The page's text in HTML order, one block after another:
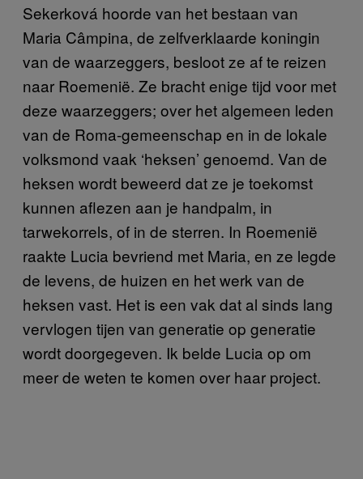
Sekerková hoorde van het bestaan van
Maria Câmpina, de zelfverklaarde koningin
van de waarzeggers, besloot ze af te reizen
naar Roemenië. Ze bracht enige tijd voor met
deze waarzeggers; over het algemeen leden
van de Roma-gemeenschap en in de lokale
volksmond vaak ‘heksen’ genoemd. Van de
heksen wordt beweerd dat ze je toekomst
kunnen aflezen aan je handpalm, in
tarwekorrels, of in de sterren. In Roemenië
raakte Lucia bevriend met Maria, en ze legde
de levens, de huizen en het werk van de
heksen vast. Het is een vak dat al sinds lang
vervlogen tijen van generatie op generatie
wordt doorgegeven. Ik belde Lucia op om
meer de weten te komen over haar project.